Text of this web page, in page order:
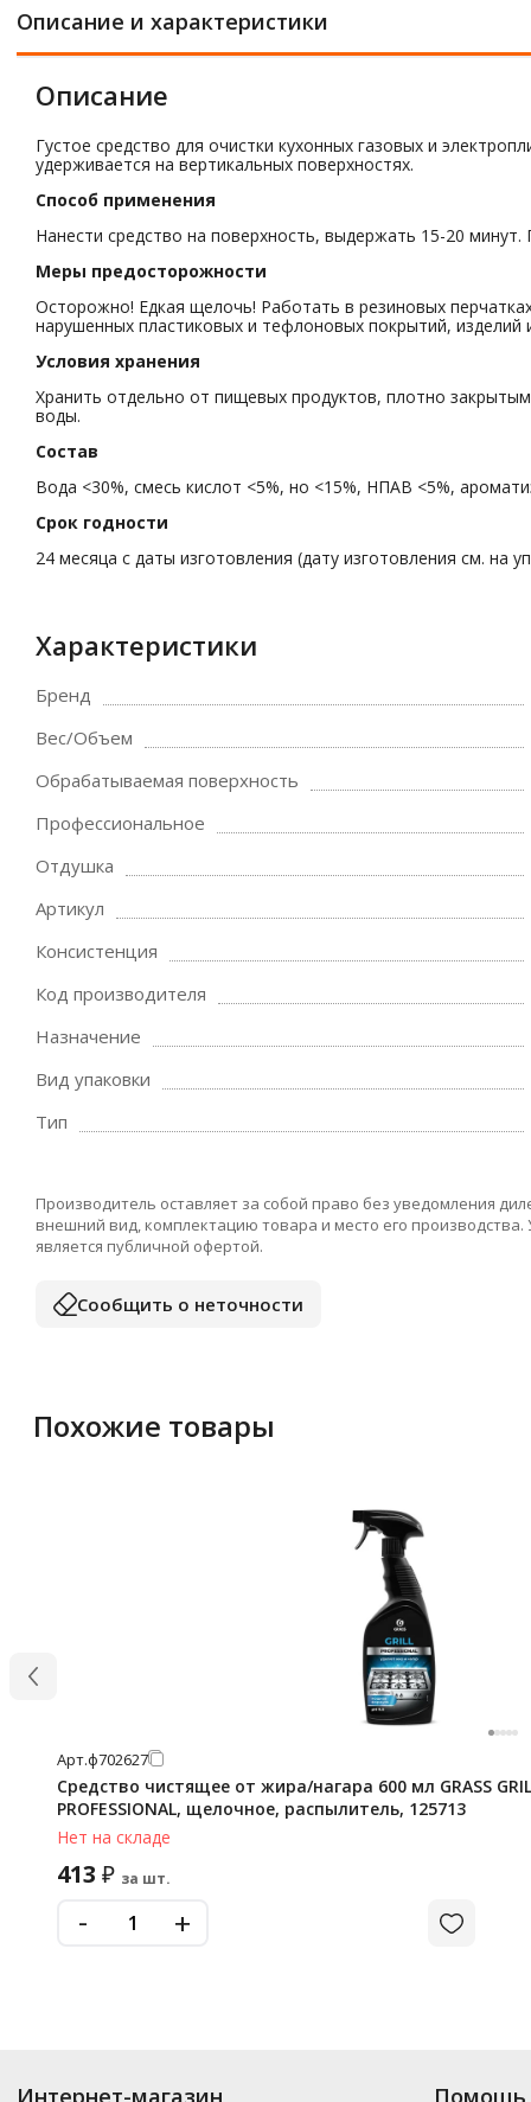
Описание и характеристики
Описание
Густое средство для очистки кухонных газовых и
удерживается на вертикальных поверхностях.
Способ применения
Нанести средство на поверхность, выдержать 15-20
Меры предосторожности
Осторожно! Едкая щелочь! Работать в резиновых
нарушенных пластиковых и тефлоновых покрытий,
Условия хранения
Хранить отдельно от пищевых продуктов, плотно
воды.
Состав
Вода <30%, смесь кислот <5%, но <15%, НПАВ <5%,
Срок годности
24 месяца с даты изготовления (дату изготовления см. на
Характеристики
Бренд
Вес/Объем
Обрабатываемая поверхность
Профессиональное
Отдушка
Артикул
Консистенция
Код производителя
Назначение
Вид упаковки
Тип
Производитель оставляет за собой право без уведомления
внешний вид, комплектацию товара и место его
является публичной офертой.
Сообщить о неточности
Похожие товары
Арт.ф702627
Средство чистящее от жира/нагара 600 мл GRASS
PROFESSIONAL, щелочное, распылитель, 125713
Нет на складе
413 ₽ за шт.
- +
Интернет-магазин Помощь